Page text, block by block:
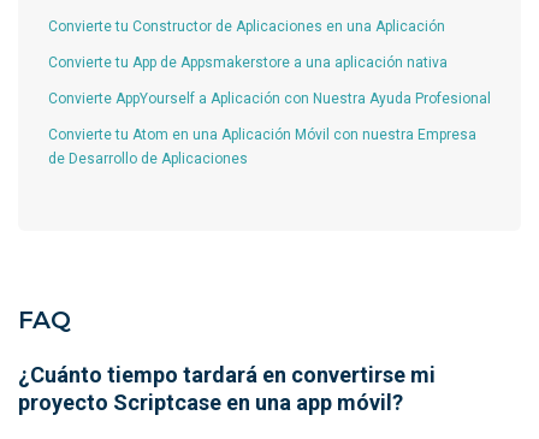
Convierte tu Constructor de Aplicaciones en una Aplicación
Convierte tu App de Appsmakerstore a una aplicación nativa
Convierte AppYourself a Aplicación con Nuestra Ayuda Profesional
Convierte tu Atom en una Aplicación Móvil con nuestra Empresa
de Desarrollo de Aplicaciones
FAQ
¿Cuánto tiempo tardará en convertirse mi
proyecto Scriptcase en una app móvil?